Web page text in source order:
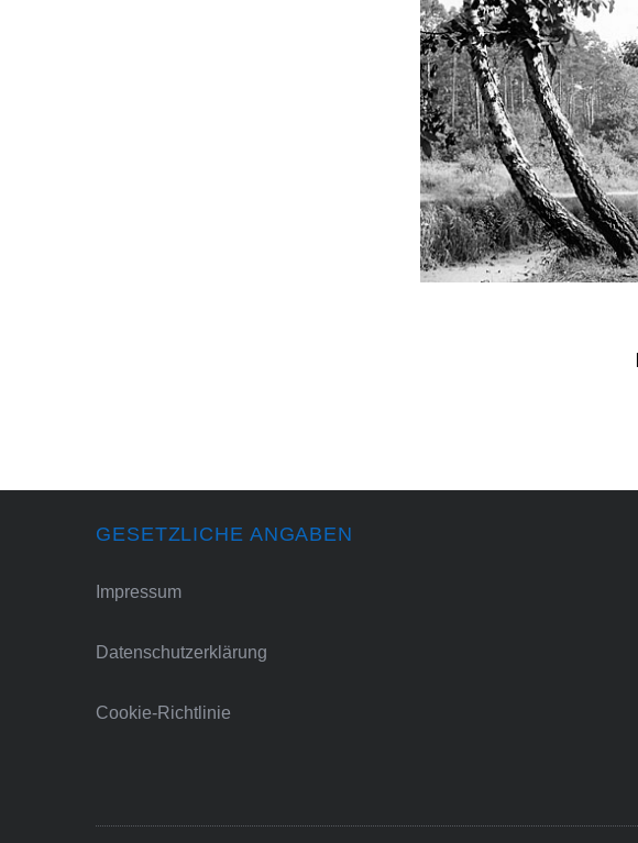
GESETZLICHE ANGABEN
Impressum
Datenschutzerklärung
Cookie-Richtlinie